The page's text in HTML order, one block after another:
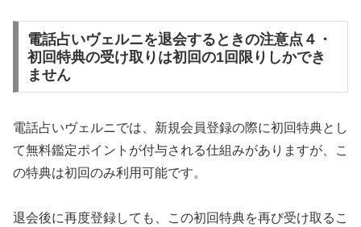
電話占いヴェルニを退会するときの注意点４・
初回特典の受け取りは初回の1回限りしかでき
ません
電話占いヴェルニでは、新規会員登録の際に初回特典とし
て無料鑑定ポイントが付与される仕組みがありますが、こ
の特典は初回のみ利用可能です。
退会後に再度登録しても、この初回特典を再び受け取るこ